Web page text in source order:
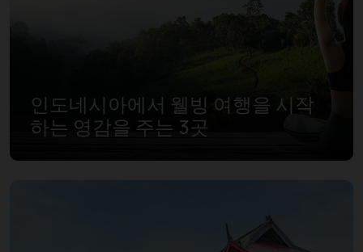
인도네시아에서 웰빙 여행을 시작
하는 영감을 주는 3곳